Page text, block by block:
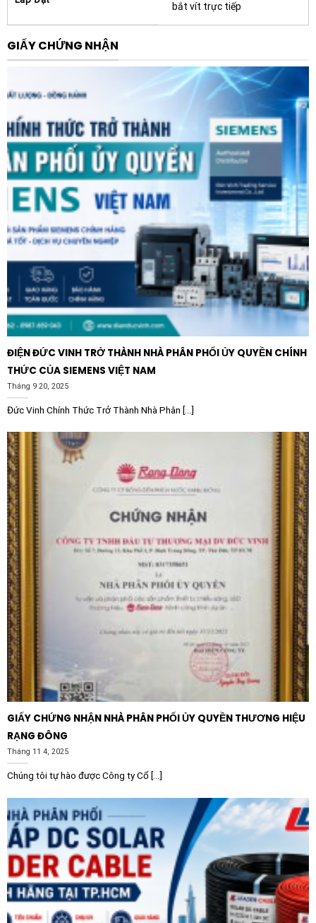
25A điện áp 220V AC 50/60Hz mang lại nhiều giá trị
thiết thực cho người dùng:
Trước hết, sản phẩm giúp bảo vệ mạch điện tối ưu khỏi
các sự cố quá tải khi khởi động tụ bù, giảm nguy cơ
cháy nổ và hỏng hóc thiết bị. Nhờ khả năng đóng cắt
nhạy bén, hệ thống điện luôn được duy trì ở trạng thái
cân bằng công suất, giúp doanh nghiệp tiết kiệm đáng
kể chi phí điện năng và tránh các khoản phạt hệ số cos
phi thấp từ đơn vị điện lực.
Ngoài ra, với giá thành hợp lý và độ bền cơ khí cao, Khởi
động từ CHINT NXCC-2521 là giải pháp kinh tế hoàn
hảo, giúp giảm thiểu chi phí bảo trì định kỳ và thời gian
dừng máy ngoài ý muốn, đảm bảo dây chuyền sản xuất
luôn vận hành thông suốt.
Ứng dụng thực tế của sản phẩm
Nhờ tính linh hoạt và độ tin cậy cao, Khởi động từ
50/60Hz được ứng dụng rộng rãi trong nhiều lĩnh vực:
Tủ bù hạ thế:
các tủ bù công suất cho nhà máy, xưởng sản xuất,
Điều khiển động cơ:
Sử dụng để khởi động và bảo vệ
các động cơ AC công suất nhỏ trong các hệ thống
bơm nước, quạt công nghiệp.
Hệ thống chiếu sáng:Đóng cắt các mạch điện chiếu
sáng công cộng, sân bay hoặc khu công nghiệp.
Tự động hóa:Kết hợp với PLC và các bộ điều khiển
thông minh để vận hành hệ thống băng tải, máy trộn
trong ngành thực phẩm và dệt may.
Với sự kết hợp giữa chất lượng tiêu chuẩn quốc tế và
uy tín từ thương hiệu CHINT, Khởi động từ CHINT
NXCC-2521 dòng 25A điện áp 220V AC 50/60Hz chính
là sự đầu tư đúng đắn cho mọi hệ thống điện công
nghiệp và dân dụng tại Việt Nam.
bắt vít trực tiếp
GIẤY CHỨNG NHẬN
ĐIỆN ĐỨC VINH TRỞ THÀNH NHÀ PHÂN PHỐI ỦY QUYỀN CHÍNH
THỨC CỦA SIEMENS VIỆT NAM
Tháng 9 20, 2025
Đức Vinh Chính Thức Trở Thành Nhà Phân [...]
GIẤY CHỨNG NHẬN NHÀ PHÂN PHỐI ỦY QUYỀN THƯƠNG HIỆU
RẠNG ĐÔNG
Tháng 11 4, 2025
Chúng tôi tự hào được Công ty Cổ [...]